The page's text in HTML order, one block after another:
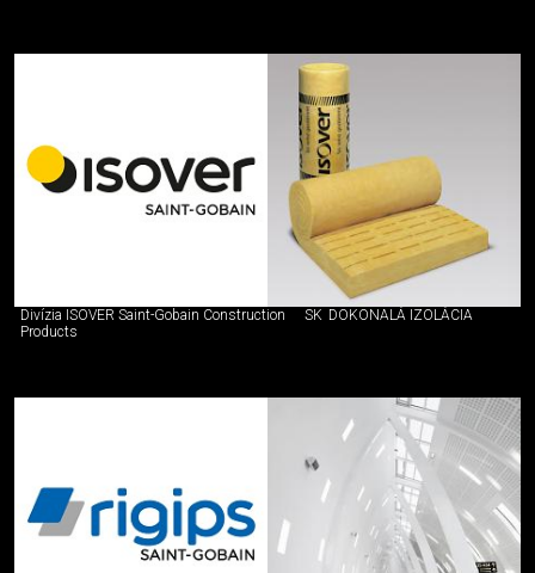
Divízia ISOVER Saint-Gobain Construction
Products
SK DOKONALÁ IZOLÁCIA